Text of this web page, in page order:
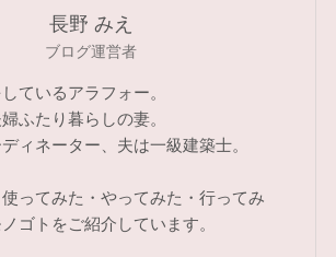
長野 みえ
ブログ運営者
ているアラフォー。
ふたり暮らしの妻。
ィネーター、夫は一級建築士。
ってみた・やってみた・行ってみ
ゴトをご紹介しています。